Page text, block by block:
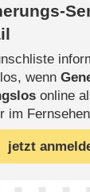
wenn
online
im
jetzt